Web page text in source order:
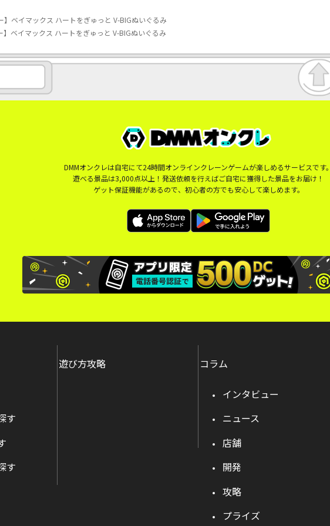
】ベイマックス ハートをぎゅっと V-BIGぬいぐるみ
】ベイマックス ハートをぎゅっと V-BIGぬいぐるみ
DMMオンクレは自宅にて24時間オンラインクレーンゲームが楽しめるサービスです
遊べる景品は3,000点以上！発送依頼を行えばご自宅に獲得した景品をお届け！
ゲット保証機能があるので、初心者の方でも安心して楽しめます。
す
す
遊び方攻略 コラム
インタビュー
ニュース
店舗
開発
攻略
プライズ